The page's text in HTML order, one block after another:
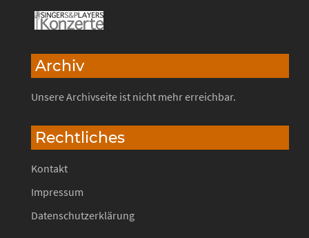
Archiv
Unsere Archivseite ist nicht mehr erreichbar.
Rechtliches
Kontakt
Impressum
Datenschutzerklärung